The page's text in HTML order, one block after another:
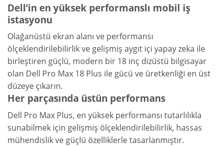
Dell’in en yüksek performanslı mobil iş
istasyonu
Olağanüstü ekran alanı ve performansı
ölçeklendirilebilirlik ve gelişmiş aygıt içi yapay zeka ile
birleştiren güçlü, modern bir 18 inç dizüstü bilgisayar
olan Dell Pro Max 18 Plus ile gücü ve üretkenliği en üst
düzeye çıkarın.
Her parçasında üstün performans
Dell Pro Max Plus, en yüksek performansı tutarlılıkla
sunabilmek için gelişmiş ölçeklendirilebilirlik, hassas
mühendislik ve güçlü özelliklerle tasarlanmıştır.